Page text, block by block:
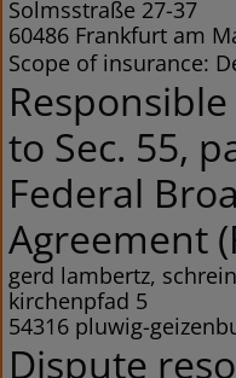
Solmsstraße 27-37
60486 Frankfurt am
Scope of insurance:
to Sec. 55,
Federal
Agreement
gerd lambertz,
kirchenpfad 5
54316 pluwig-
Dispute